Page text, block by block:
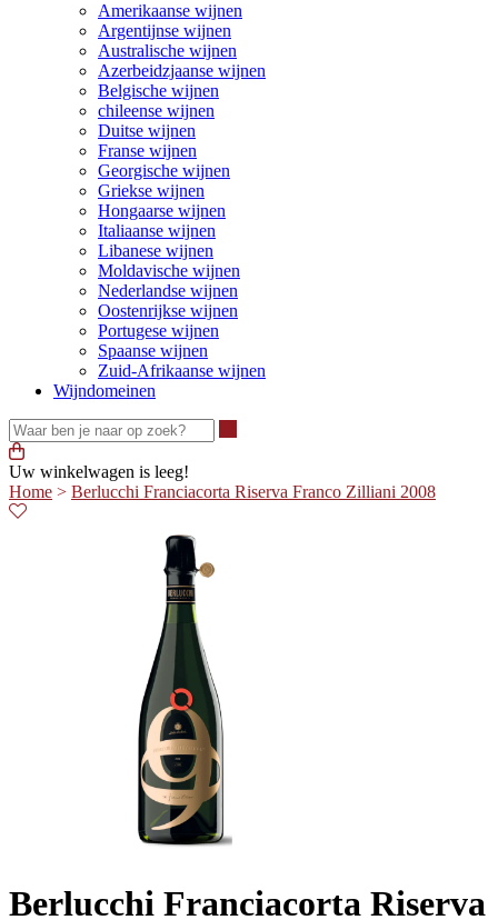
Amerikaanse wijnen
Argentijnse wijnen
Australische wijnen
Azerbeidzjaanse wijnen
Belgische wijnen
chileense wijnen
Duitse wijnen
Franse wijnen
Georgische wijnen
Griekse wijnen
Hongaarse wijnen
Italiaanse wijnen
Libanese wijnen
Moldavische wijnen
Nederlandse wijnen
Oostenrijkse wijnen
Portugese wijnen
Spaanse wijnen
Zuid-Afrikaanse wijnen
Wijndomeinen
Uw winkelwagen is leeg!
Home > Berlucchi Franciacorta Riserva Franco Zilliani 2008
Berlucchi Franciacorta Riserva